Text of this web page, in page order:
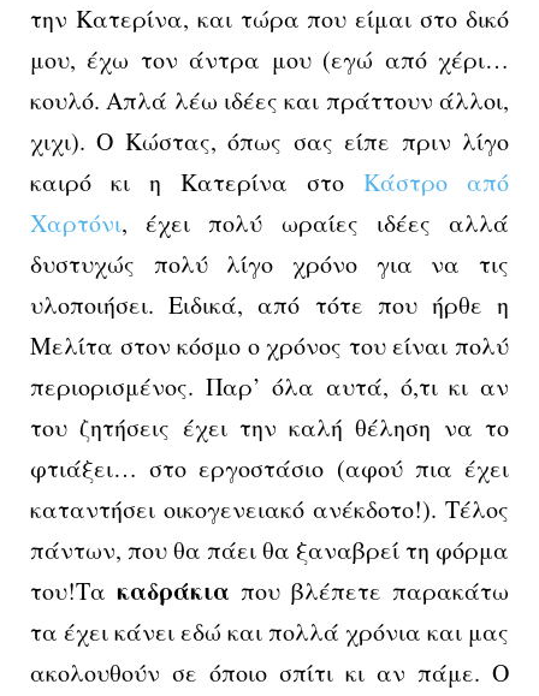
την Κατερίνα, και τώρα που είμαι στο δικό
μου, έχω τον άντρα μου (εγώ από χέρι…
κουλό. Απλά λέω ιδέες και πράττουν άλλοι,
χιχι). Ο Κώστας, όπως σας είπε πριν λίγο
καιρό κι η Κατερίνα στο Κάστρο από
Χαρτόνι, έχει πολύ ωραίες ιδέες αλλά
δυστυχώς πολύ λίγο χρόνο για να τις
υλοποιήσει. Ειδικά, από τότε που ήρθε η
Μελίτα στον κόσμο ο χρόνος του είναι πολύ
περιορισμένος. Παρ’ όλα αυτά, ό,τι κι αν
του ζητήσεις έχει την καλή θέληση να το
φτιάξει… στο εργοστάσιο (αφού πια έχει
καταντήσει οικογενειακό ανέκδοτο!). Τέλος
πάντων, που θα πάει θα ξαναβρεί τη φόρμα
του!Τα καδράκια που βλέπετε παρακάτω
τα έχει κάνει εδώ και πολλά χρόνια και μας
ακολουθούν σε όποιο σπίτι κι αν πάμε. Ο